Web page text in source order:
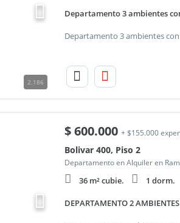
2.186
Departamento 3 ambientes
$600.000 + $155.000
Bolivar 400, Piso 2
Departamento en Alquiler en
36 m² cubie. 1 dorm.
DEPARTAMENTO 2